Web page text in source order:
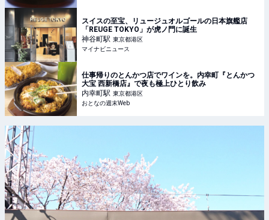
スイスの至宝、リュージュオルゴールの日本旗艦店
「REUGE TOKYO」が虎ノ門に誕生
神谷町駅 東京都港区
マイナビニュース
仕事帰りのとんかつ店でワインを。内幸町『とんかつ
大宝 西新橋店』で夜も極上ひとり飲み
内幸町駅 東京都港区
おとなの週末Web